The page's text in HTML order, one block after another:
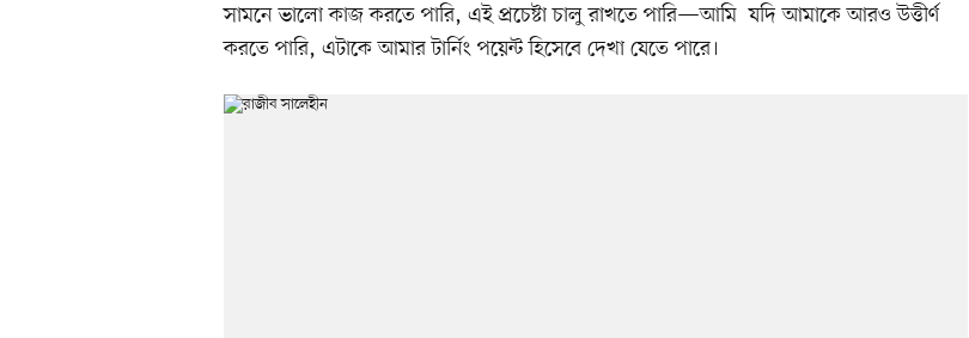
সামনে ভালো কাজ করতে পারি, এই প্রচেষ্টা চালু রাখতে পারি—আমি যদি আমাকে আরও উত্তীর্ণ
করতে পারি, এটাকে আমার টার্নিং পয়েন্ট হিসেবে দেখা যেতে পারে।